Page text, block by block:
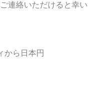
連絡いただけると幸い
から日本円